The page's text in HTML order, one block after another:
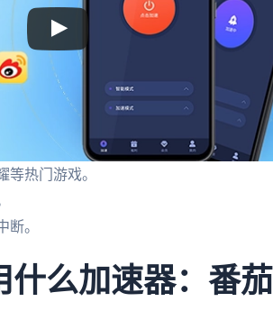
热门游戏。
断。
么加速器：番